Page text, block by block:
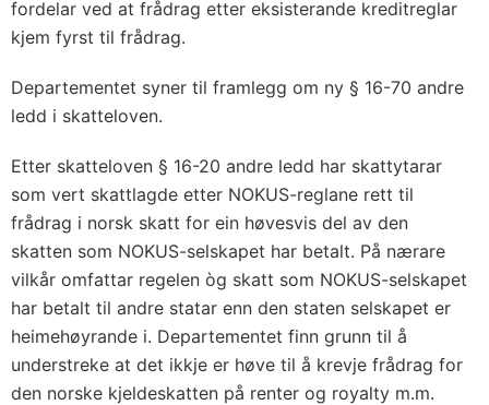
fordelar ved at frådrag etter eksisterande kreditreglar
kjem fyrst til frådrag.
Departementet syner til framlegg om ny § 16-70 andre
ledd i skatteloven.
Etter skatteloven § 16-20 andre ledd har skattytarar
som vert skattlagde etter NOKUS-reglane rett til
frådrag i norsk skatt for ein høvesvis del av den
skatten som NOKUS-selskapet har betalt. På nærare
vilkår omfattar regelen òg skatt som NOKUS-selskapet
har betalt til andre statar enn den staten selskapet er
heimehøyrande i. Departementet finn grunn til å
understreke at det ikkje er høve til å krevje frådrag for
den norske kjeldeskatten på renter og royalty m.m.